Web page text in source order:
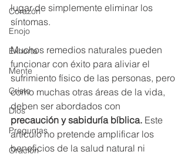
Corazón
Enojo
Exhorta
Mente
Cristo
Dios
Preguntas
Oración
lugar de simplemente eliminar los
síntomas.
Muchos remedios naturales pueden
funcionar con éxito para aliviar el
sufrimiento físico de las personas, pero
como muchas otras áreas de la vida,
deben ser abordados con
precaución y sabiduría bíblica. Este
artículo no pretende amplificar los
beneficios de la salud natural ni